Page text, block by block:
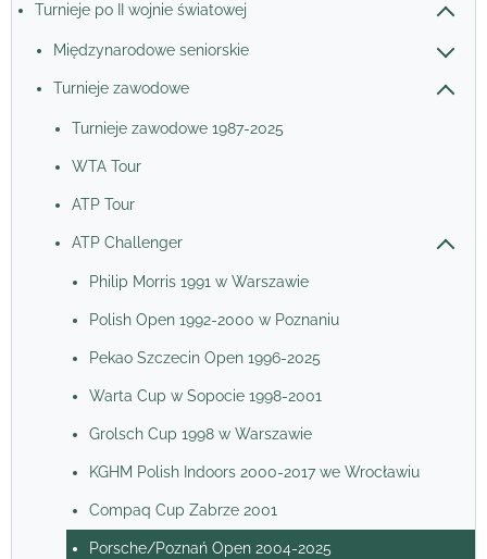
Turnieje po II wojnie światowej
Międzynarodowe seniorskie
Turnieje zawodowe
Turnieje zawodowe 1987-2025
WTA Tour
ATP Tour
ATP Challenger
Philip Morris 1991 w Warszawie
Polish Open 1992-2000 w Poznaniu
Pekao Szczecin Open 1996-2025
Warta Cup w Sopocie 1998-2001
Grolsch Cup 1998 w Warszawie
KGHM Polish Indoors 2000-2017 we Wrocławiu
Compaq Cup Zabrze 2001
Porsche/Poznań Open 2004-2025